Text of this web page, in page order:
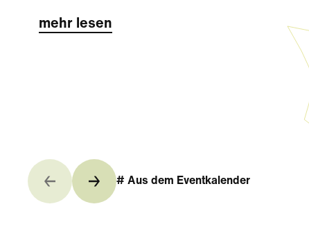
mehr lesen
# Aus dem Eventkalender